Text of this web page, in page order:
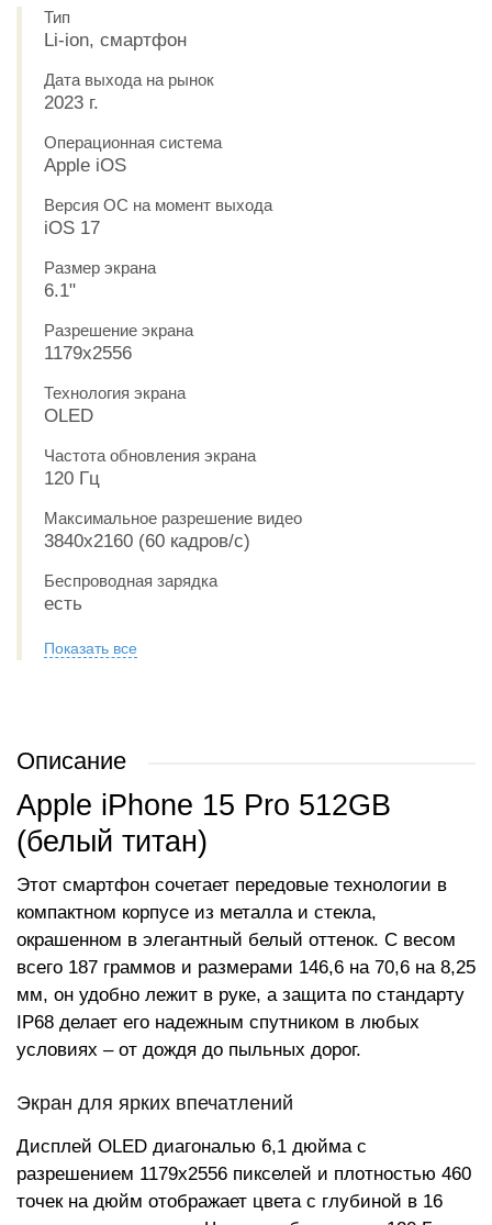
Тип
Li-ion, смартфон
Дата выхода на рынок
2023 г.
Операционная система
Apple iOS
Версия ОС на момент выхода
iOS 17
Размер экрана
6.1"
Разрешение экрана
1179x2556
Технология экрана
OLED
Частота обновления экрана
120 Гц
Максимальное разрешение видео
3840x2160 (60 кадров/с)
Беспроводная зарядка
есть
Показать все
Описание
Apple iPhone 15 Pro 512GB
(белый титан)
Этот смартфон сочетает передовые технологии в
компактном корпусе из металла и стекла,
окрашенном в элегантный белый оттенок. С весом
всего 187 граммов и размерами 146,6 на 70,6 на 8,25
мм, он удобно лежит в руке, а защита по стандарту
IP68 делает его надежным спутником в любых
условиях – от дождя до пыльных дорог.
Экран для ярких впечатлений
Дисплей OLED диагональю 6,1 дюйма с
разрешением 1179x2556 пикселей и плотностью 460
точек на дюйм отображает цвета с глубиной в 16